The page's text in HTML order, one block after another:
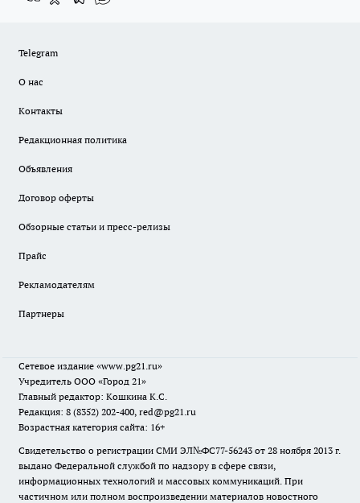
Telegram
О нас
Контакты
Редакционная политика
Объявления
Договор оферты
Обзорные статьи и пресс-релизы
Прайс
Рекламодателям
Партнеры
Сетевое издание «www.pg21.ru»
Учредитель ООО «Город 21»
Главный редактор: Кошкина К.С.
Редакция: 8 (8352) 202-400, red@pg21.ru
Возрастная категория сайта: 16+
Свидетельство о регистрации СМИ ЭЛ№ФС77-56243 от 28 ноября 2013 г.
выдано Федеральной службой по надзору в сфере связи,
информационных технологий и массовых коммуникаций. При
частичном или полном воспроизведении материалов новостного